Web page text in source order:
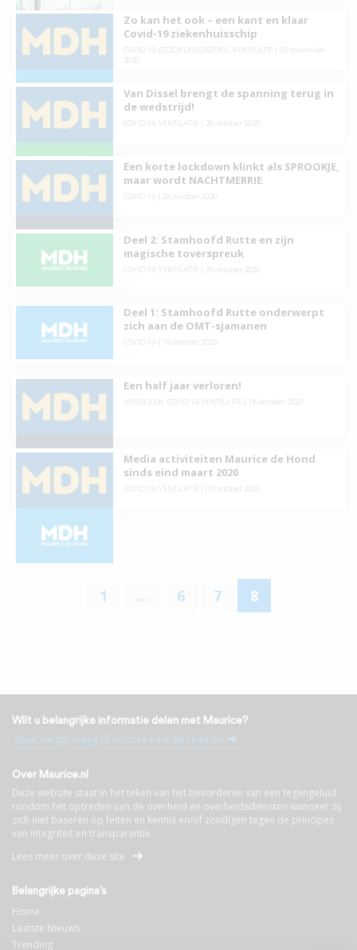
Zo kan het ook – een kant en klaar
Covid-19 ziekenhuisschip
COVID-19, GEZONDHEIDSZORG VENTILATIE
05 november
2020
Van Dissel brengt de spanning terug in
de wedstrijd!
COVID-19, VENTILATIE 28 oktober 2020
Een korte lockdown klinkt als SPROOKJE,
maar wordt NACHTMERRIE
COVID-19| 24 oktober 2020
Deel 2: Stamhoofd Rutte en zijn
magische toverspreuk
COVID-19, VENTILATIE 20 oktober 2020
Deel 1: Stamhoofd Rutte onderwerpt
zich aan de OMT-sjamanen
COVID-19| 19 oktober 2020
Een half jaar verloren!
AEROSOLEN COVID-19, VENTILATIE 18 oktober 2020
Media activiteiten Maurice de Hond
sinds eind maart 2020
COVID-19, VENTILATIE 03 oktober 2020
1 … 6 7 8
Wilt u belangrijke informatie delen met Maurice?
Stuur uw tip, vraag of verzoek naar de redactie
Over Maurice.nl
Deze website staat in het teken van het bevorderen van een tegengeluid
rondom het optreden van de overheid en overheidsdiensten wanneer zij
zich niet baseren op feiten en kennis en/of zondigen tegen de principes
van integriteit en transparantie.
Lees meer over deze site
Belangrijke pagina’s
Home
Laatste Nieuws
Trending